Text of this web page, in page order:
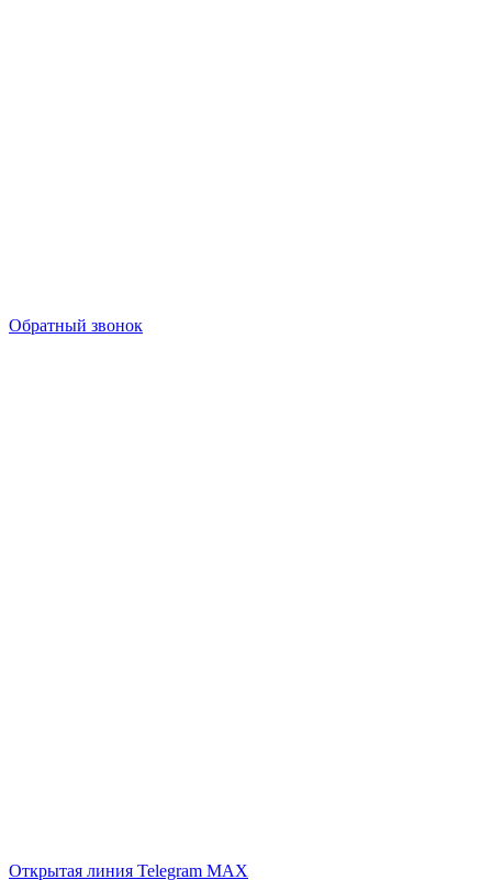
Обратный звонок
Открытая линия Telegram MAX